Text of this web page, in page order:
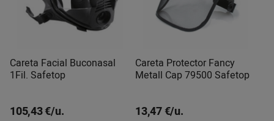
Careta Facial Buconasal
1Fil. Safetop
105,43 €/u.
Careta Protector Fancy
Metall Cap 79500 Safetop
13,47 €/u.